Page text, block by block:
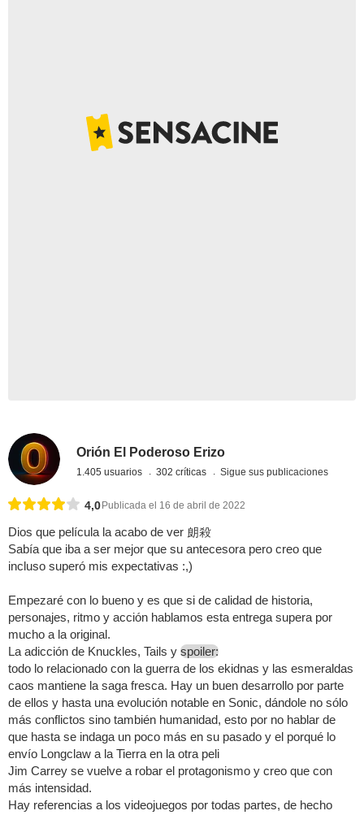
Orión El Poderoso Erizo
1.405 usuarios 302 críticas Sigue sus publicaciones
4,0 Publicada el 16 de abril de 2022
Dios que película la acabo de ver 朗殺
Sabía que iba a ser mejor que su antecesora pero creo que
incluso superó mis expectativas :,)
Empezaré con lo bueno y es que si de calidad de historia,
personajes, ritmo y acción hablamos esta entrega supera por
mucho a la original.
La adicción de Knuckles, Tails y spoiler:
todo lo relacionado con la guerra de los ekidnas y las esmeraldas
caos mantiene la saga fresca. Hay un buen desarrollo por parte
de ellos y hasta una evolución notable en Sonic, dándole no sólo
más conflictos sino también humanidad, esto por no hablar de
que hasta se indaga un poco más en su pasado y el porqué lo
envío Longclaw a la Tierra en la otra peli
Jim Carrey se vuelve a robar el protagonismo y creo que con
más intensidad.
Hay referencias a los videojuegos por todas partes, de hecho